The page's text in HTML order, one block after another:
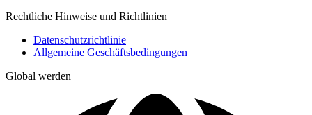
Rechtliche Hinweise und Richtlinien
Datenschutzrichtlinie
Allgemeine Geschäftsbedingungen
Global werden